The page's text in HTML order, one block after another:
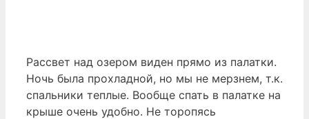
Рассвет над озером виден прямо из палатки.
Ночь была прохладной, но мы не мерзнем, т.к.
спальники теплые. Вообще спать в палатке на
крыше очень удобно. Не торопясь